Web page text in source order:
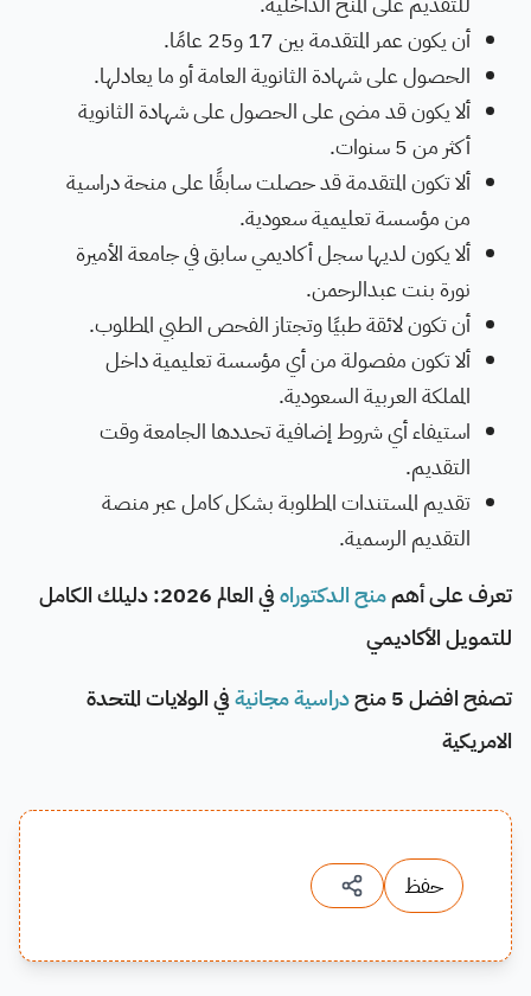
أن يكون عمر المتقدمة بين 17 و25 عامًا.
الحصول على شهادة الثانوية العامة أو ما يعادلها.
ألا يكون قد مضى على الحصول على شهادة الثانوية
أكثر من 5 سنوات.
ألا تكون المتقدمة قد حصلت سابقًا على منحة دراسية
من مؤسسة تعليمية سعودية.
ألا يكون لديها سجل أكاديمي سابق في جامعة الأميرة
نورة بنت عبدالرحمن.
أن تكون لائقة طبيًا وتجتاز الفحص الطبي المطلوب.
ألا تكون مفصولة من أي مؤسسة تعليمية داخل
المملكة العربية السعودية.
استيفاء أي شروط إضافية تحددها الجامعة وقت
التقديم.
تقديم المستندات المطلوبة بشكل كامل عبر منصة
التقديم الرسمية.
تعرف على أهممنح الدكتوراه
في العالم 2026: دليلك الكامل
للتمويل الأكاديمي
تصفح افضل 5 منح
دراسية مجانيةفي الولايات المتحدة
الامريكية
حفظ